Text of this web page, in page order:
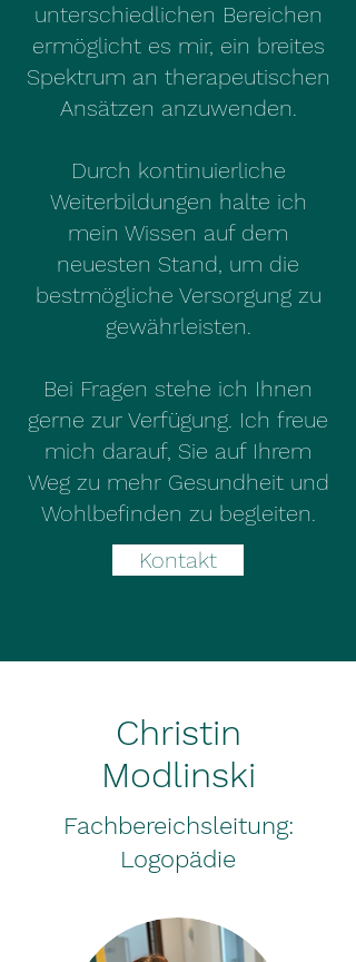
unterschiedlichen Bereichen
ermöglicht es mir, ein breites
Spektrum an therapeutischen
Ansätzen anzuwenden.
Durch kontinuierliche
Weiterbildungen halte ich
mein Wissen auf dem
neuesten Stand, um die
bestmögliche Versorgung zu
gewährleisten.
Bei Fragen stehe ich Ihnen
gerne zur Verfügung. Ich freue
mich darauf, Sie auf Ihrem
Weg zu mehr Gesundheit und
Wohlbefinden zu begleiten.
Kontakt
Christin
Modlinski
Fachbereichsleitung:
Logopädie